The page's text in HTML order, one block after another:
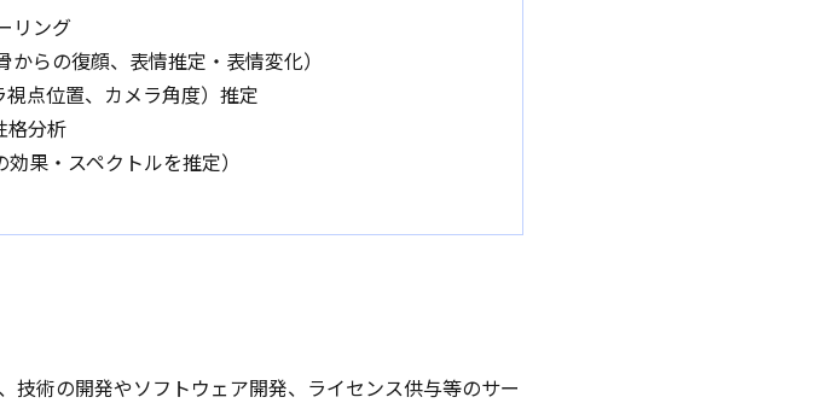
リング
らの復顔、表情推定・表情変化）
点位置、カメラ角度）推定
格分析
果・スペクトルを推定）
術の開発やソフトウェア開発、ライセンス供与等のサー